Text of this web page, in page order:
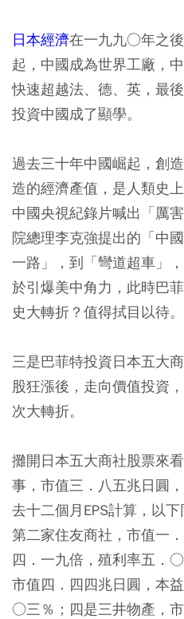
日本經濟在一九九○年之
起，中國成為世界工廠，
快速超越法、德、英，最
投資中國成了顯學。
過去三十年中國崛起，創
造的經濟產值，是人類史
中國央視紀錄片喊出「厲
院總理李克強提出的「中
一路」，到「彎道超車」
於引爆美中角力，此時巴
史大轉折？值得拭目以待。
三是巴菲特投資日本五大
股狂漲後，走向價值投資
次大轉折。
攤開日本五大商社股票來
事，市值三．八五兆日圓
去十二個月EPS計算，以
第二家住友商社，市值一
四．一九倍，殖利率五．
市值四．四四兆日圓，本
○三％；四是三井物產，